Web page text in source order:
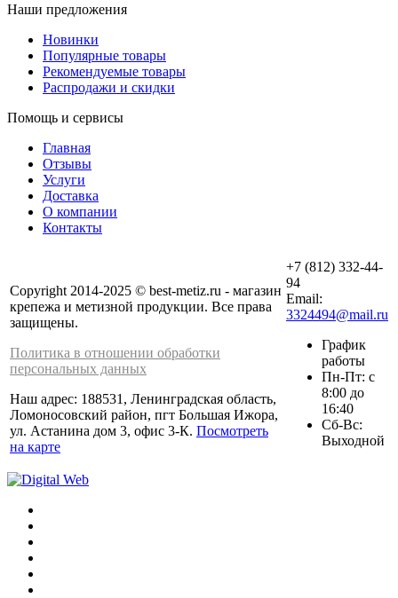
Наши предложения
Новинки
Популярные товары
Рекомендуемые товары
Распродажи и скидки
Помощь и сервисы
Главная
Отзывы
Услуги
Доставка
О компании
Контакты
Copyright 2014-2025 © best-metiz.ru - магазин
крепежа и метизной продукции. Все права
защищены.
Политика в отношении обработки
персональных данных
Наш адрес: 188531, Ленинградская область,
Ломоносовский район, пгт Большая Ижора,
ул. Астанина дом 3, офис 3-К. Посмотреть
на карте
+7 (812) 332-44-
94
Email:
3324494@mail.ru
График
работы
Пн-Пт: с
8:00 до
16:40
Сб-Вс:
Выходной